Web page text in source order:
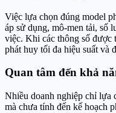
Việc lựa chọn đúng model
áp sử dụng, mô-men tải, số
việc. Khi các thông số được
phát huy tối đa hiệu suất và
Quan tâm đến khả
Nhiều doanh nghiệp chỉ lựa
mà chưa tính đến kế hoạch